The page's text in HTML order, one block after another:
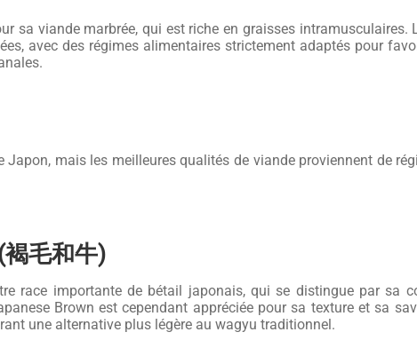
sa viande marbrée, qui est riche en graisses
avec des régimes alimentaires strictement adaptés pour
Japon, mais les meilleures qualités de viande proviennent de
毛和牛)
race importante de bétail japonais, qui se distingue par sa
Brown est cependant appréciée pour sa texture et sa
une alternative plus légère au wagyu traditionnel.